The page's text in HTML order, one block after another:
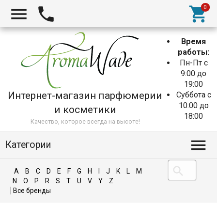
Интернет-магазин парфюмерии
и косметики
Качество, которое всегда на высоте!
Время
работы:
Пн-Пт с
9:00 до
19:00
Суббота с
10:00 до
18:00
Категории
A B C D E F G H J K L
M
N
O P R S T U V Y Z